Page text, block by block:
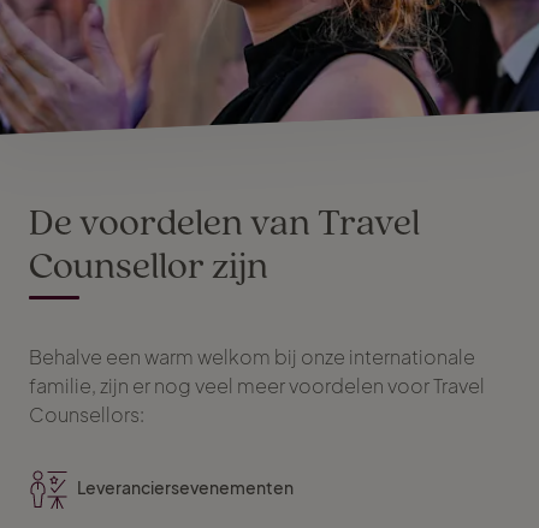
De voordelen van Travel
Counsellor zijn
Behalve een warm welkom bij onze internationale
familie, zijn er nog veel meer voordelen voor Travel
Counsellors:
Leveranciersevenementen